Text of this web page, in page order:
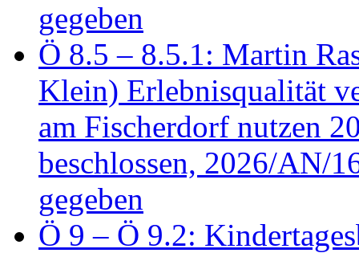
gegeben
Ö 8.5 – 8.5.1: Martin
Klein) Erlebnisqualität
am Fischerdorf nutzen
beschlossen, 2026/AN/
gegeben
Ö 9 – Ö 9.2: